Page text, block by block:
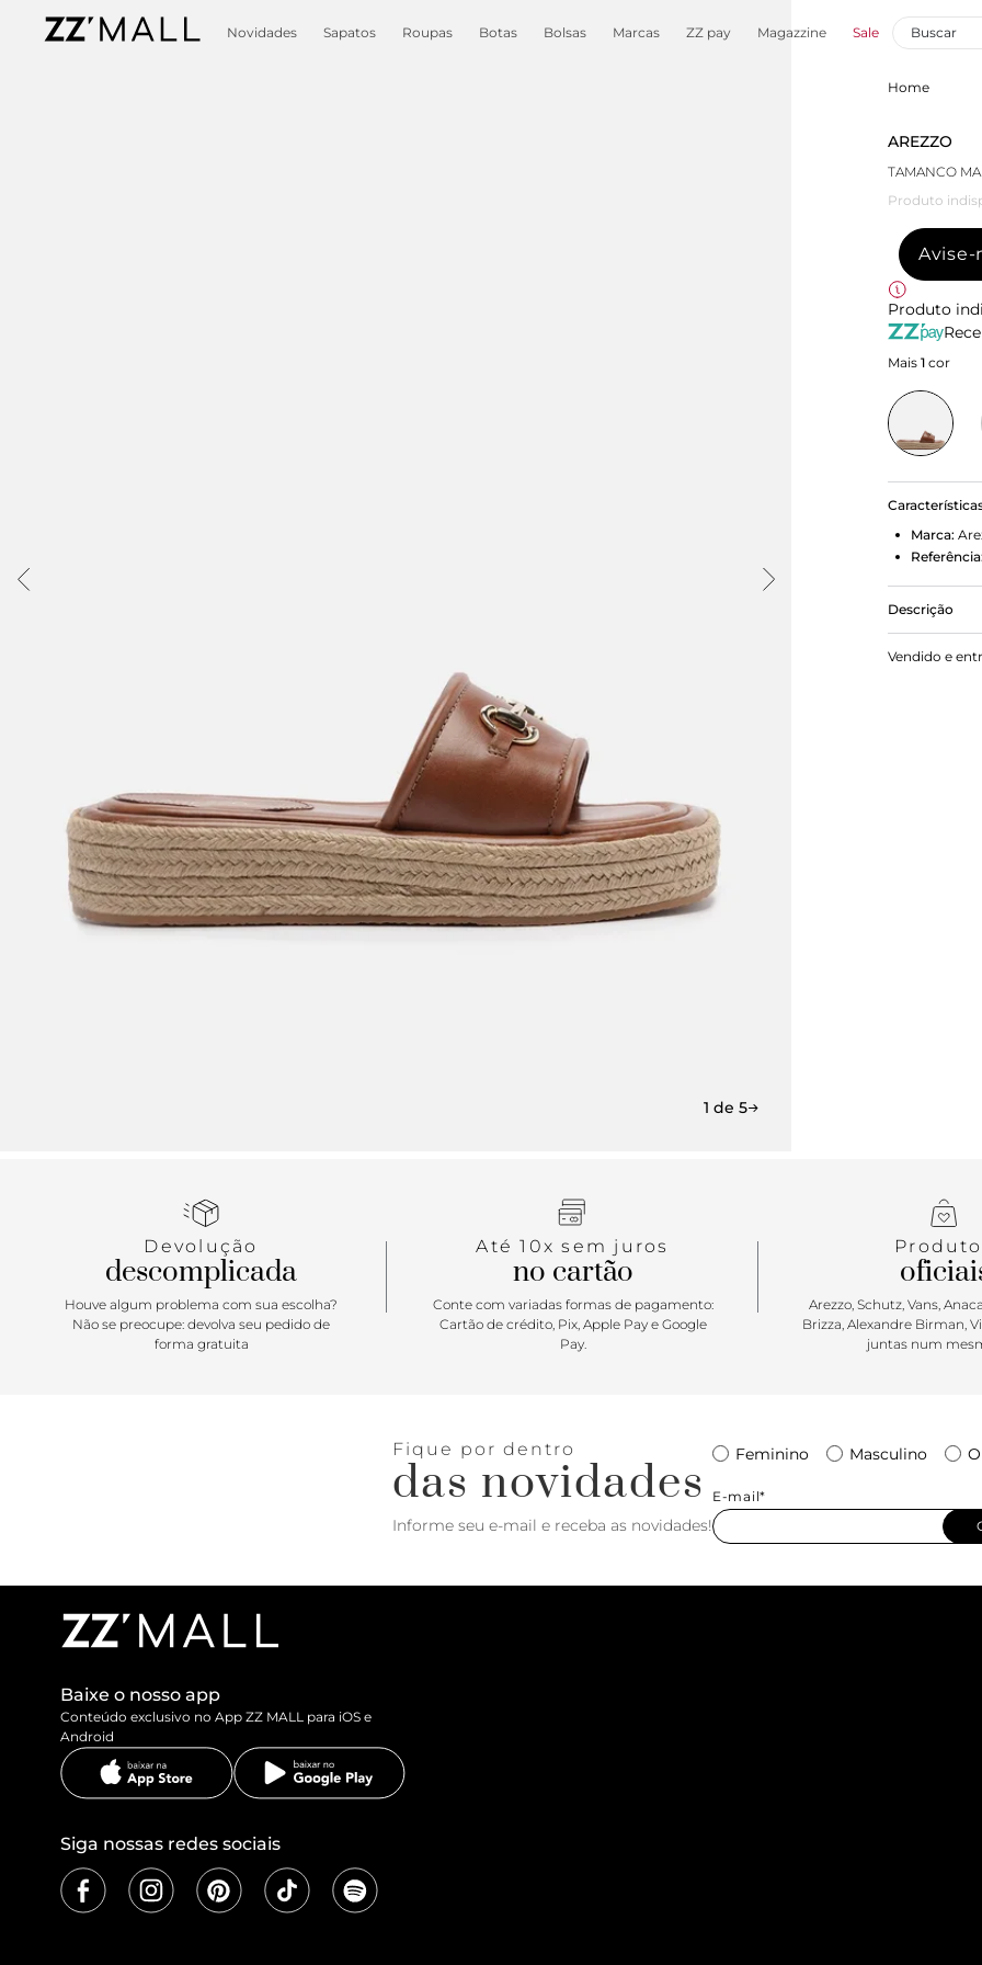
Novidades Sapatos Roupas Botas Bolsas Marcas ZZ pay Magazzine Sale
1 de 5
Home
AREZZO
TAMANCO
Produto
Avise-
Produto
Mais 1 cor
Marca:
Referência:
Descrição
Sandália
flatform,
Vendido e
Devolução
descomplicada
Houve algum problema com sua escolha?
Não se preocupe: devolva seu pedido de
forma gratuita
Até 10x sem juros
no cartão
Conte com variadas formas de pagamento:
Cartão de crédito, Pix, Apple Pay e Google
Pay.
Arezzo, Schutz, Vans,
Brizza, Alexandre Birman,
juntas num
Fique por dentro
das novidades
Informe seu e-mail e receba as novidades!
Feminino Masculino
E-mail*
Baixe o nosso app
Conteúdo exclusivo no App ZZ MALL para iOS e
Android
Siga nossas redes sociais